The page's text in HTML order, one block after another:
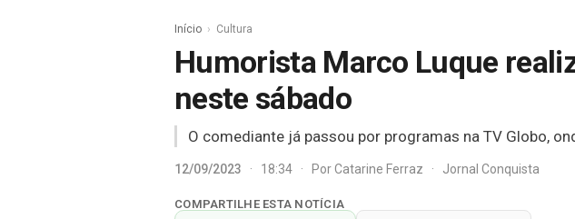
Início Cultura
Humorista Marco Luque
neste sábado
O comediante já passou por programas na TV Globo,
12/09/2023 · 18:34 · PorCatarine Ferraz · Jornal Conquista
COMPARTILHE ESTA NOTÍCIA